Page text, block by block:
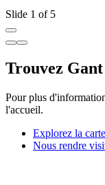
Slide 1 of 5
Trouvez Gant
Pour plus
l'accueil.
Explorez la carte
Nous rendre